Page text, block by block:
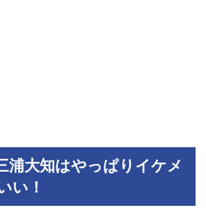
浦大知はやっぱりイケメ
い！